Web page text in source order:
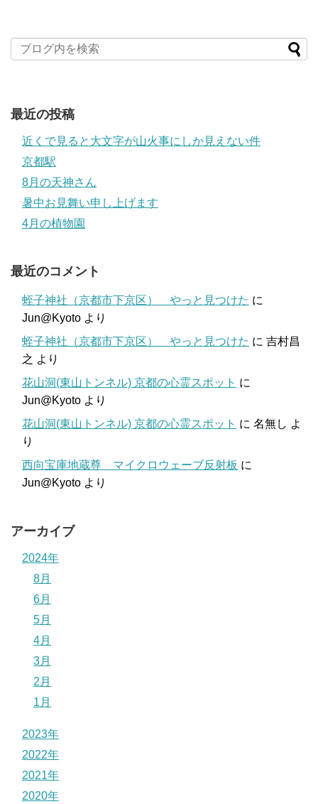
最近の投稿
近くで見ると大文字が山火事にしか見えない件
京都駅
8月の天神さん
暑中お見舞い申し上げます
4月の植物園
最近のコメント
蛭子神社（京都市下京区） やっと見つけた に
Jun@Kyoto より
蛭子神社（京都市下京区） やっと見つけた に 吉村昌
之 より
花山洞(東山トンネル) 京都の心霊スポット に
Jun@Kyoto より
花山洞(東山トンネル) 京都の心霊スポット に 名無し よ
り
西向宝庫地蔵尊 マイクロウェーブ反射板 に
Jun@Kyoto より
アーカイブ
2024年
8月
6月
5月
4月
3月
2月
1月
2023年
2022年
2021年
2020年